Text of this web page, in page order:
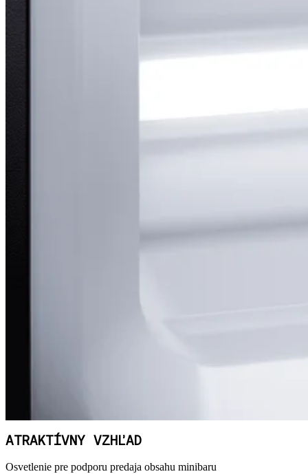
ATRAKTÍVNY VZHĽAD
Osvetlenie pre podporu predaja obsahu minibaru